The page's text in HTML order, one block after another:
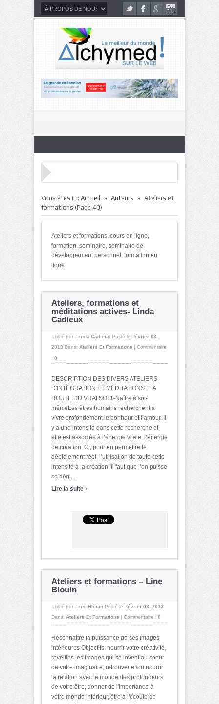
Vous êtes ici: Accueil » Auteurs » Ateliers et
formations (Page 40)
Ateliers et formations, cours en ligne,
formation, séminaire, séminaire de
développement personnel, formation en
ligne
Ateliers, formations et
méditations actives- Linda
Cadieux
Posté par: Linda Cadieux Posté le: février 03,
2013 Dans: Ateliers Et Formations | Commentaire
: 0
DESCRIPTION DES DIVERS ATELIERS
D'INTÉGRATION ET MÉDITATIONS : LA
ROUTE DU VRAI SOI 1-Naître à soi-
mêmeLes êtres humains recherchent à
vivre profondément le bonheur et l’amour. Il
y a une intensité dans cette recherche et
elle est associée à l’énergie vitale, l’énergie
de création. Or, pour en permettre le
déploiement réel, l’utilisation de toute cette
intensité à la création, il faut que l’on puisse
se dég ...
Lire la suite ›
Ateliers et formations – Line
Blouin
Posté par: Line Blouin Posté le: février 03, 2013
Dans: Ateliers Et Formations | Commentaire : 0
Reconnaître la puissance de ses images
intérieures Objectifs: nourrir votre créativité,
réveilles les images qui se lovent au coeur
de votre imaginaire, retrouver et/ou nourrir
la relation avec le monde des profondeurs
de votre être, donner de l'importance à
votre monde intérieur, être à l'écoute de